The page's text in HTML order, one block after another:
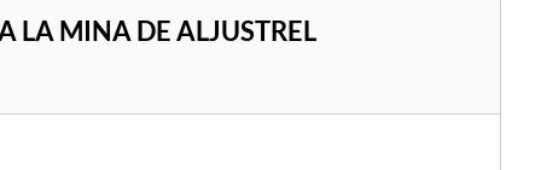
LA MINA DE ALJUSTREL